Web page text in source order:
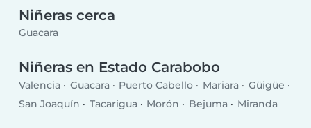
Niñeras cerca
Guacara
Niñeras en Estado Carabobo
Valencia Guacara Puerto Cabello Mariara
Güigüe
San Joaquín
Tacarigua Morón Bejuma Miranda